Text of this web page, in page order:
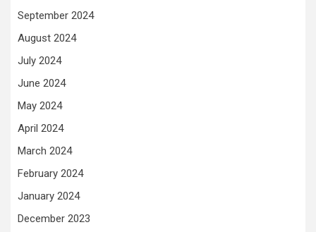
September 2024
August 2024
July 2024
June 2024
May 2024
April 2024
March 2024
February 2024
January 2024
December 2023